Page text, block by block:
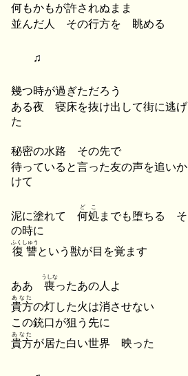
何もかもが許されぬまま
並んだ人 その行方を 眺める
♫
幾つ時が過ぎただろう
ある夜 寝床を抜け出して街に逃げ
た
秘密の水路 その先で
待っていると言った友の声を追いか
けて
泥に塗れて 何処
どこ
までも堕ちる そ
の時に
復讐
ふくしゅう
という獣が目を覚ます
ああ 喪
うしな
ったあの人よ
貴方
あなた
の灯した火は消させない
この銃口が狙う先に
貴方
あなた
が居た白い世界 映った